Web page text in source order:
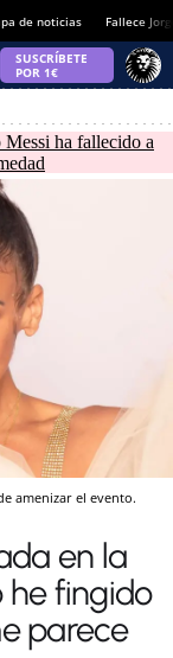
de noticias Fallece
Messi ha fallecido a
amenizar el evento.
en la
he fingido
parece